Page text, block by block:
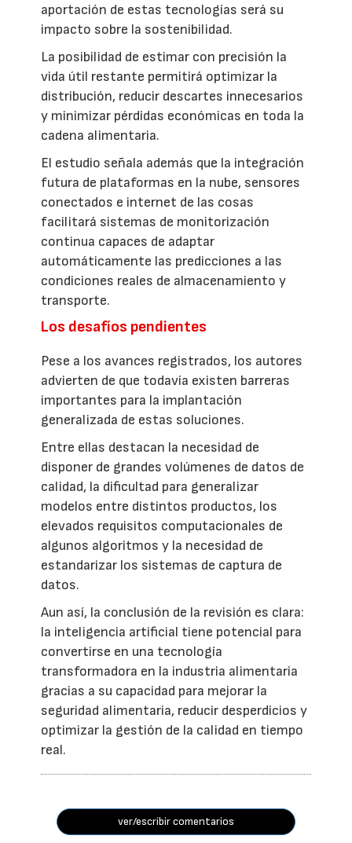
aportación de estas tecnologías será su
impacto sobre la sostenibilidad.
La posibilidad de estimar con precisión la
vida útil restante permitirá optimizar la
distribución, reducir descartes innecesarios
y minimizar pérdidas económicas en toda la
cadena alimentaria.
El estudio señala además que la integración
futura de plataformas en la nube, sensores
conectados e internet de las cosas
facilitará sistemas de monitorización
continua capaces de adaptar
automáticamente las predicciones a las
condiciones reales de almacenamiento y
transporte.
Los desafíos pendientes
Pese a los avances registrados, los autores
advierten de que todavía existen barreras
importantes para la implantación
generalizada de estas soluciones.
Entre ellas destacan la necesidad de
disponer de grandes volúmenes de datos de
calidad, la dificultad para generalizar
modelos entre distintos productos, los
elevados requisitos computacionales de
algunos algoritmos y la necesidad de
estandarizar los sistemas de captura de
datos.
Aun así, la conclusión de la revisión es clara:
la inteligencia artificial tiene potencial para
convertirse en una tecnología
transformadora en la industria alimentaria
gracias a su capacidad para mejorar la
seguridad alimentaria, reducir desperdicios y
optimizar la gestión de la calidad en tiempo
real.
ver/escribir comentarios